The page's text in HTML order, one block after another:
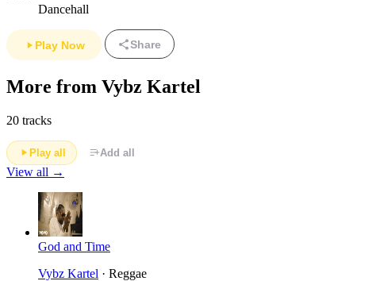
Dancehall
Play Now Share
More from Vybz Kartel
20 tracks
Play all Add all
View all →
God and Time
Vybz Kartel · Reggae